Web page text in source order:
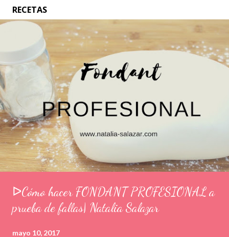
RECETAS
ᐅCómo hacer FONDANT PROFESIONAL a
prueba de fallas| Natalia Salazar
mayo 10, 2017